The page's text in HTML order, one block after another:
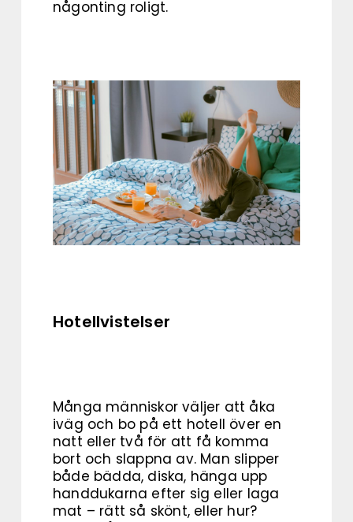
någonting roligt.
Hotellvistelser
Många människor väljer att åka
iväg och bo på ett hotell över en
natt eller två för att få komma
bort och slappna av. Man slipper
både bädda, diska, hänga upp
handdukarna efter sig eller laga
mat – rätt så skönt, eller hur?